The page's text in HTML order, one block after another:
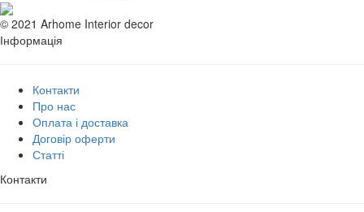
© 2021 Arhome Interior decor
Інформація
Контакти
Про нас
Оплата і доставка
Договір оферти
Статті
Контакти